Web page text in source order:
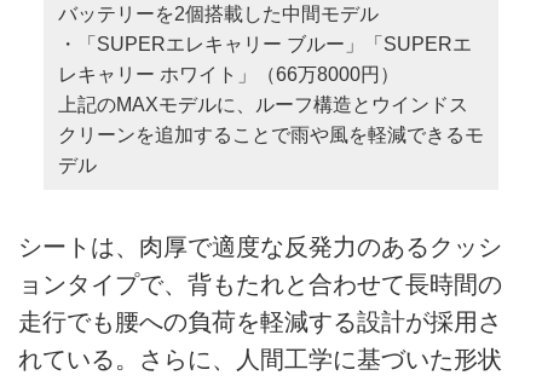
バッテリーを2個搭載した中間モデル
・「SUPERエレキャリー ブルー」「SUPERエ
レキャリー ホワイト」（66万8000円）
上記のMAXモデルに、ルーフ構造とウインドス
クリーンを追加することで雨や風を軽減できるモ
デル
シートは、肉厚で適度な反発力のあるクッシ
ョンタイプで、背もたれと合わせて長時間の
走行でも腰への負荷を軽減する設計が採用さ
れている。さらに、人間工学に基づいた形状